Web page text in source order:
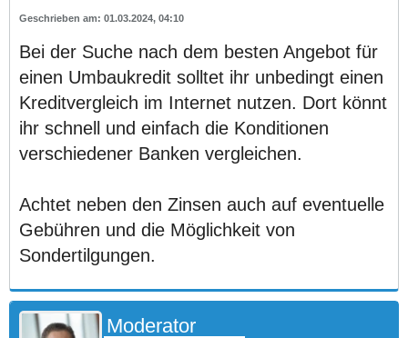
01.03.2024, 04:10
Bei der Suche nach dem besten Angebot für
einen Umbaukredit solltet ihr unbedingt einen
Kreditvergleich im Internet nutzen. Dort könnt
ihr schnell und einfach die Konditionen
verschiedener Banken vergleichen.
Achtet neben den Zinsen auch auf eventuelle
Gebühren und die Möglichkeit von
Sondertilgungen.
Moderator